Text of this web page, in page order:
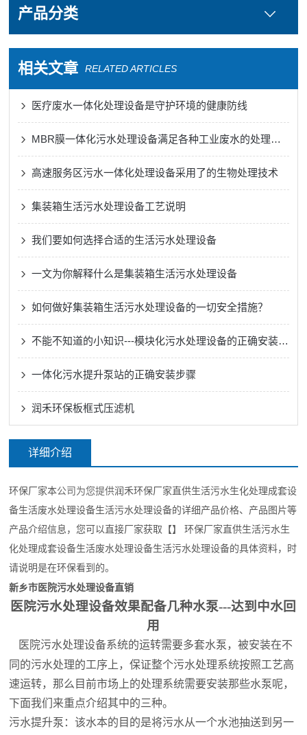
产品分类
相关文章 RELATED ARTICLES
医疗废水一体化处理设备是守护环境的健康防线
MBR膜一体化污水处理设备满足各种工业废水的处理需求
高速服务区污水一体化处理设备采用了的生物处理技术
集装箱生活污水处理设备工艺说明
我们要如何选择合适的生活污水处理设备
一文为你解释什么是集装箱生活污水处理设备
如何做好集装箱生活污水处理设备的一切安全措施？
不能不知道的小知识---模块化污水处理设备的正确安装方法
一体化污水提升泵站的正确安装步骤
润禾环保板框式压滤机
详细介绍
环保厂家本公司为您提供润禾环保厂家直供生活污水生化处理成套设
备生活废水处理设备生活污水处理设备的详细产品价格、产品图片等
产品介绍信息，您可以直接厂家获取【】 环保厂家直供生活污水生
化处理成套设备生活废水处理设备生活污水处理设备的具体资料，时
请说明是在环保看到的。
新乡市医院污水处理设备直销
医院污水处理设备效果配备几种水泵---达到中水回
用
医院污水处理设备系统的运转需要多套水泵，被安装在不
同的污水处理的工序上，保证整个污水处理系统按照工艺高
速运转，那么目前市场上的处理系统需要安装那些水泵呢，
下面我们来重点介绍其中的三种。
污水提升泵：该水本的目的是将污水从一个水池抽送到另一